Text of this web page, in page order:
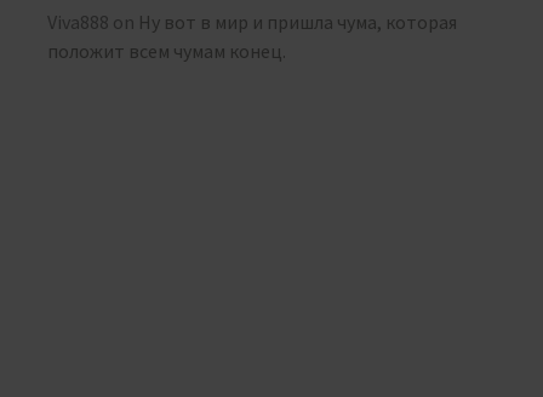
Viva888 on Ну вот в мир и пришла чума, которая
положит всем чумам конец.